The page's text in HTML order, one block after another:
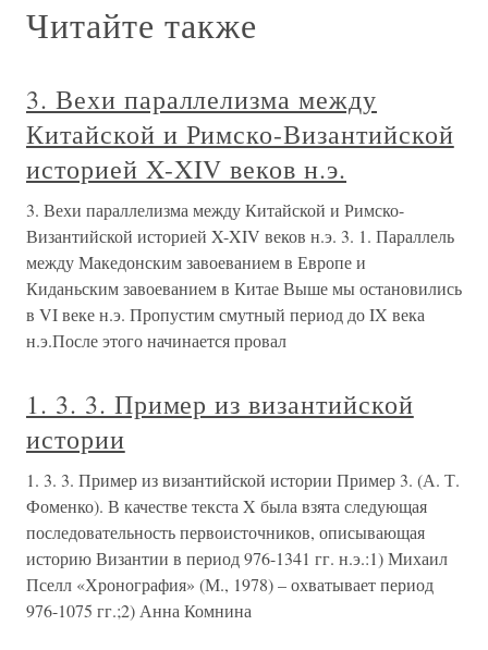
Читайте также
3. Вехи параллелизма между
Китайской и Римско-Византийской
историей X-XIV веков н.э.
3. Вехи параллелизма между Китайской и Римско-
Византийской историей X-XIV веков н.э. 3. 1. Параллель
между Македонским завоеванием в Европе и
Киданьским завоеванием в Китае Выше мы остановились
в VI веке н.э. Пропустим смутный период до IX века
н.э.После этого начинается провал
1. 3. 3. Пример из византийской
истории
1. 3. 3. Пример из византийской истории Пример 3. (А. Т.
Фоменко). В качестве текста X была взята следующая
последовательность первоисточников, описывающая
историю Византии в период 976-1341 гг. н.э.:1) Михаил
Пселл «Хронография» (М., 1978) – охватывает период
976-1075 гг.;2) Анна Комнина